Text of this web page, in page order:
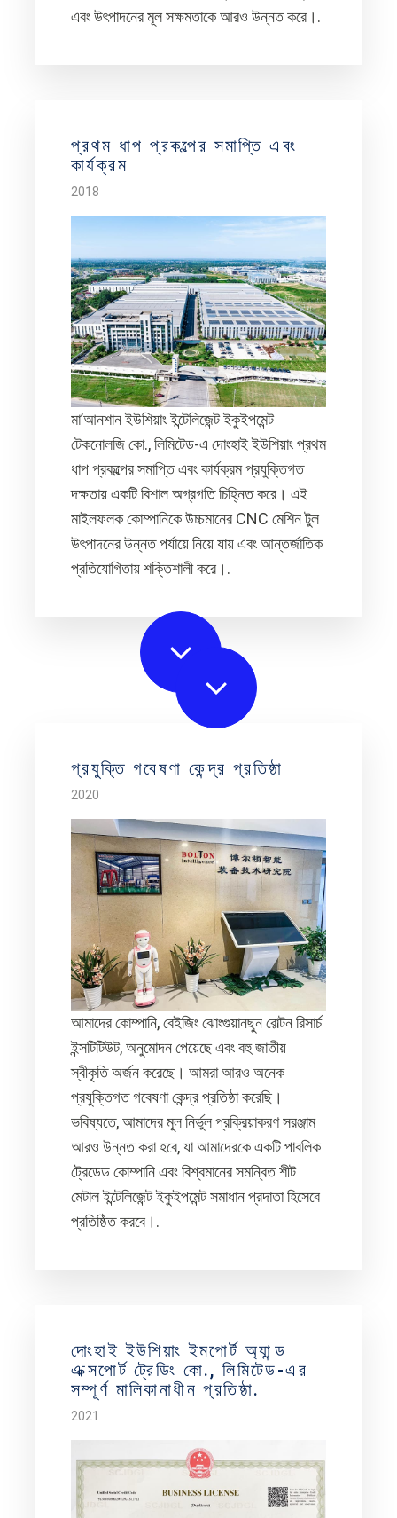
এবং উৎপাদনের মূল সক্ষমতাকে আরও উন্নত করে।.
প্রথম ধাপ প্রকল্পের সমাপ্তি এবং
কার্যক্রম
2018
মা’আনশান ইউশিয়াং ইন্টেলিজেন্ট ইকুইপমেন্ট
টেকনোলজি কো., লিমিটেড-এ দোংহাই ইউশিয়াং প্রথম
ধাপ প্রকল্পের সমাপ্তি এবং কার্যক্রম প্রযুক্তিগত
দক্ষতায় একটি বিশাল অগ্রগতি চিহ্নিত করে। এই
মাইলফলক কোম্পানিকে উচ্চমানের CNC মেশিন টুল
উৎপাদনের উন্নত পর্যায়ে নিয়ে যায় এবং আন্তর্জাতিক
প্রতিযোগিতায় শক্তিশালী করে।.
প্রযুক্তি গবেষণা কেন্দ্র প্রতিষ্ঠা
2020
আমাদের কোম্পানি, বেইজিং ঝোংগুয়ানছুন বোল্টন রিসার্চ
ইন্সটিটিউট, অনুমোদন পেয়েছে এবং বহু জাতীয়
স্বীকৃতি অর্জন করেছে। আমরা আরও অনেক
প্রযুক্তিগত গবেষণা কেন্দ্র প্রতিষ্ঠা করেছি।
ভবিষ্যতে, আমাদের মূল নির্ভুল প্রক্রিয়াকরণ সরঞ্জাম
আরও উন্নত করা হবে, যা আমাদেরকে একটি পাবলিক
ট্রেডেড কোম্পানি এবং বিশ্বমানের সমন্বিত শীট
মেটাল ইন্টেলিজেন্ট ইকুইপমেন্ট সমাধান প্রদাতা হিসেবে
প্রতিষ্ঠিত করবে।.
দোংহাই ইউশিয়াং ইমপোর্ট অ্যান্ড
এক্সপোর্ট ট্রেডিং কো., লিমিটেড-এর
সম্পূর্ণ মালিকানাধীন প্রতিষ্ঠা.
2021